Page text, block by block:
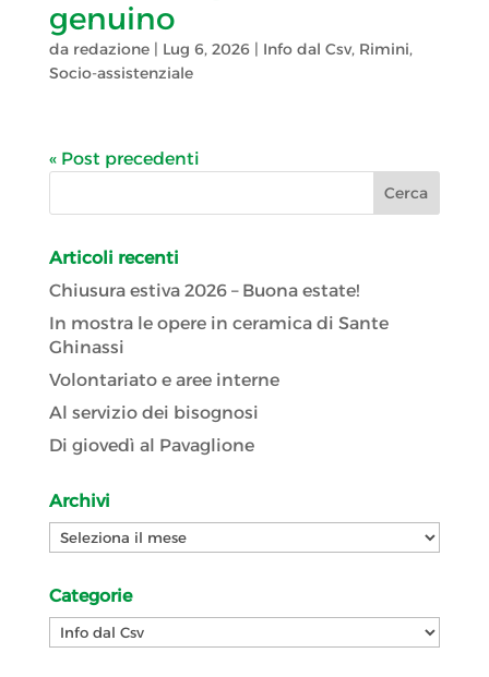
genuino
da redazione| Lug 6, 2026| Info dal Csv, Rimini,
Socio-assistenziale
« Post precedenti
Articoli recenti
Chiusura estiva 2026 – Buona estate!
In mostra le opere in ceramica di Sante
Ghinassi
Volontariato e aree interne
Al servizio dei bisognosi
Di giovedì al Pavaglione
Archivi
Archivi
Categorie
Categorie